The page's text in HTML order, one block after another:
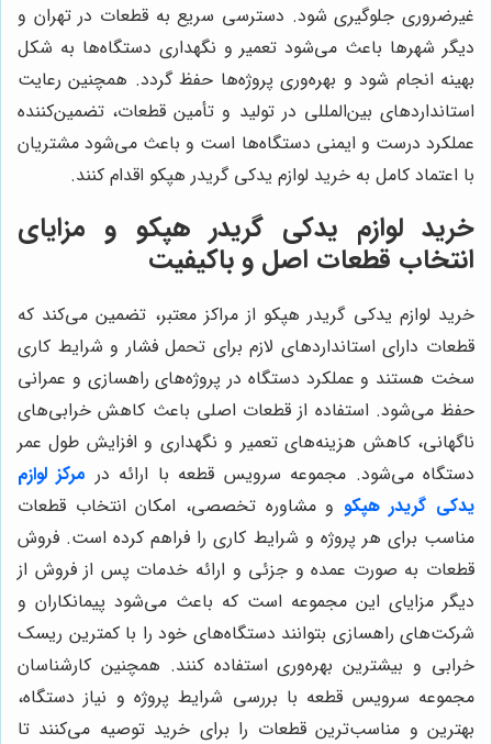
غیرضروری جلوگیری شود. دسترسی سریع به قطعات در تهران و
دیگر شهرها باعث می‌شود تعمیر و نگهداری دستگاه‌ها به شکل
بهینه انجام شود و بهره‌وری پروژه‌ها حفظ گردد. همچنین رعایت
استانداردهای بین‌المللی در تولید و تأمین قطعات، تضمین‌کننده
عملکرد درست و ایمنی دستگاه‌ها است و باعث می‌شود مشتریان
با اعتماد کامل به خرید لوازم يدكى گريدر هپكو اقدام کنند.
خرید لوازم يدكى گريدر هپكو و مزایای
انتخاب قطعات اصل و باکیفیت
خرید لوازم يدكى گريدر هپكو از مراکز معتبر، تضمین می‌کند که
قطعات دارای استانداردهای لازم برای تحمل فشار و شرایط کاری
سخت هستند و عملکرد دستگاه در پروژه‌های راهسازی و عمرانی
حفظ می‌شود. استفاده از قطعات اصلی باعث کاهش خرابی‌های
ناگهانی، کاهش هزینه‌های تعمیر و نگهداری و افزایش طول عمر
دستگاه می‌شود. مجموعه سرویس قطعه با ارائه در مرکز لوازم
يدكى گريدر هپكو و مشاوره تخصصی، امکان انتخاب قطعات
مناسب برای هر پروژه و شرایط کاری را فراهم کرده است. فروش
قطعات به صورت عمده و جزئی و ارائه خدمات پس از فروش از
دیگر مزایای این مجموعه است که باعث می‌شود پیمانکاران و
شرکت‌های راهسازی بتوانند دستگاه‌های خود را با کمترین ریسک
خرابی و بیشترین بهره‌وری استفاده کنند. همچنین کارشناسان
مجموعه سرویس قطعه با بررسی شرایط پروژه و نیاز دستگاه،
بهترین و مناسب‌ترین قطعات را برای خرید توصیه می‌کنند تا